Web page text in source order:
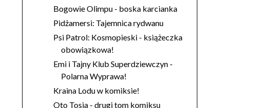
Bogowie Olimpu - boska karcianka
Pidżamersi: Tajemnica rydwanu
Psi Patrol: Kosmopieski - książeczka
obowiązkowa!
Emi i Tajny Klub Superdziewczyn -
Polarna Wyprawa!
Kraina Lodu w komiksie!
Oto Tosia - drugi tom komiksu